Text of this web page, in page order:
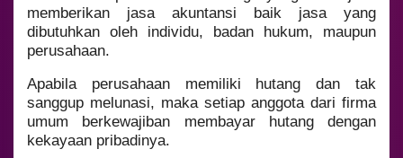
memberikan jasa akuntansi baik jasa yang
dibutuhkan oleh individu, badan hukum, maupun
perusahaan.
Apabila perusahaan memiliki hutang dan tak
sanggup melunasi, maka setiap anggota dari firma
umum berkewajiban membayar hutang dengan
kekayaan pribadinya.